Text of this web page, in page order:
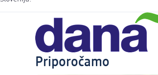
Priporočamo